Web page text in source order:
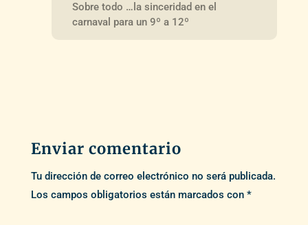
Sobre todo …la sinceridad en el
carnaval para un 9º a 12º
Enviar comentario
Tu dirección de correo electrónico no será publicada.
Los campos obligatorios están marcados con *